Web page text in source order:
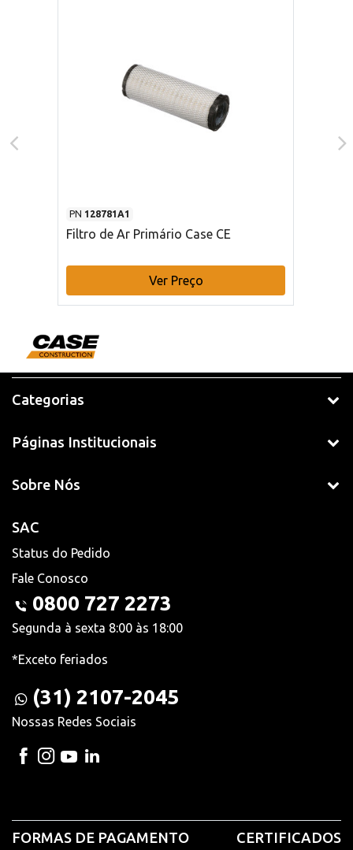
PN 128781A1
Filtro de Ar Primário Case CE
Ver Preço
Categorias
Páginas Institucionais
Sobre Nós
SAC
Status do Pedido
Fale Conosco
0800 727 2273
Segunda à sexta 8:00 às 18:00
*Exceto feriados
(31) 2107-2045
Nossas Redes Sociais
FORMAS DE PAGAMENTO CERTIFICADOS